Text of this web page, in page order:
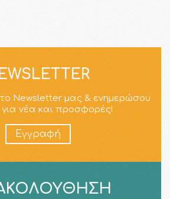
Newsletter μας & ενημερώσου
νέα και προσφορές!
Εγγραφή